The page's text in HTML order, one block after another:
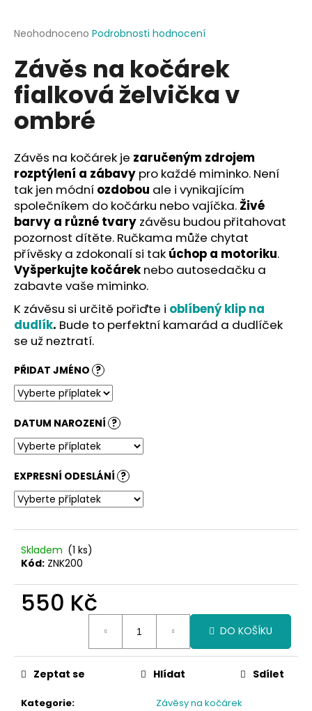
Průměrné
produktu
je
0,0
5
hvězdiček.
Neohodnoceno Podrobnosti hodnocení
Závěs na kočárek
fialková želvička v
ombré
Závěs na kočárek je zaručeným zdrojem
rozptýlení a zábavy pro každé miminko. Není
tak jen módní ozdobou ale i vynikajícím
společníkem do kočárku nebo vajíčka. Živé
barvy a různé tvary závěsu budou přitahovat
pozornost dítěte. Ručkama může chytat
přívěsky a zdokonalí si tak úchop a motoriku.
Vyšperkujte kočárek nebo autosedačku a
zabavte vaše miminko.
K závěsu si určitě pořiďte i oblíbený klip na
dudlík. Bude to perfektní kamarád a dudlíček
se už neztratí.
PŘIDAT JMÉNO ?
DATUM NAROZENÍ ?
EXPRESNÍ ODESLÁNÍ ?
Skladem (1 ks)
Kód: ZNK200
550 Kč
DO KOŠÍKU
Kategorie: Závěsy na kočárek
Zeptat se Hlídat Sdílet
j
t
?
HLEDAT
D
o
p
o
r
č
u
j
m
e